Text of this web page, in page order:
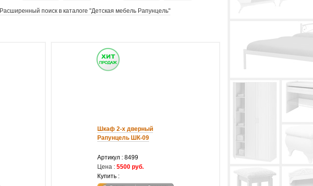
Расширенный поиск в каталоге "Детская мебель Рапунцель"
Шкаф 2-х дверный
Рапунцель ШК-09
Артикул : 8499
Цена : 5500 руб.
Купить :